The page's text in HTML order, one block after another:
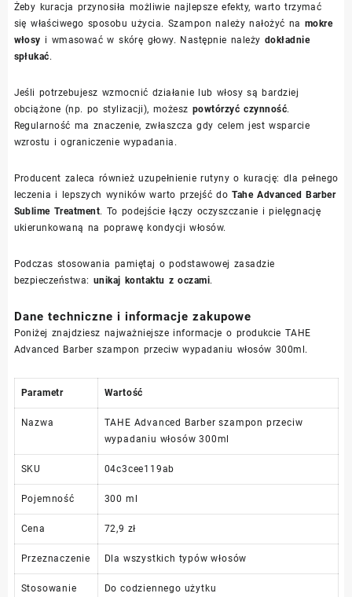
Żeby kuracja przynosiła możliwie najlepsze efekty, warto trzymać
się właściwego sposobu użycia. Szampon należy nałożyć na mokre
włosy i wmasować w skórę głowy. Następnie należy dokładnie
spłukać.
Jeśli potrzebujesz wzmocnić działanie lub włosy są bardziej
obciążone (np. po stylizacji), możesz powtórzyć czynność.
Regularność ma znaczenie, zwłaszcza gdy celem jest wsparcie
wzrostu i ograniczenie wypadania.
Producent zaleca również uzupełnienie rutyny o kurację: dla pełnego
leczenia i lepszych wyników warto przejść doTahe Advanced Barber
Sublime Treatment. To podejście łączy oczyszczanie i pielęgnację
ukierunkowaną na poprawę kondycji włosów.
Podczas stosowania pamiętaj o podstawowej zasadzie
bezpieczeństwa: unikaj kontaktu z oczami.
Dane techniczne i informacje zakupowe
Poniżej znajdziesz najważniejsze informacje o produkcie TAHE
Advanced Barber szampon przeciw wypadaniu włosów 300ml.
Parametr Wartość
Nazwa
TAHE Advanced Barber szampon przeciw
wypadaniu włosów 300ml
SKU 04c3cee119ab
Pojemność 300 ml
Cena 72,9 zł
Przeznaczenie Dla wszystkich typów włosów
Stosowanie Do codziennego użytku